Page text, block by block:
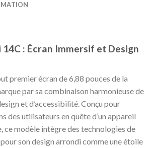
: Écran Immersif et Design
premier écran de 6,88 pouces de la
par sa combinaison harmonieuse de
et d’accessibilité. Conçu pour
des utilisateurs en quête d’un appareil
modèle intègre des technologies de
son design arrondi comme une étoile